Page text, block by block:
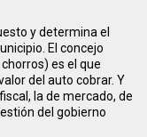
y determina el
El concejo
es el que
del auto cobrar. Y
la de mercado, de
del gobierno